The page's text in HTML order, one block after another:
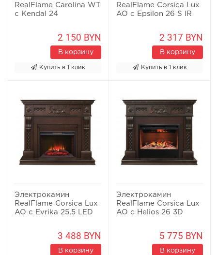
RealFlame Carolina WT
c Kendal 24
2 150 BYN
В корзину
Купить в 1 клик
RealFlame Corsica Lux
AO c Epsilon 26 S IR
2 317 BYN
В корзину
Купить в 1 клик
Электрокамин
RealFlame Corsica Lux
AO с Evrika 25,5 LED
3 488 BYN
В корзину
Электрокамин
RealFlame Corsica Lux
AO с Helios 26 3D
5 775 BYN
В корзину